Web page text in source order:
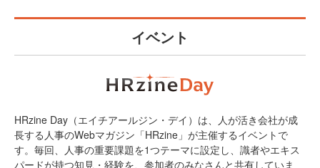
イベント
HRzine Day（エイチアールジン・デイ）は、人が活き会社が成
長する人事のWebマガジン「HRzine」が主催するイベントで
す。毎回、人事の重要課題を1つテーマに設定し、識者やエキス
パードが持つ知見・経験を、参加者のみなさんと共有していま